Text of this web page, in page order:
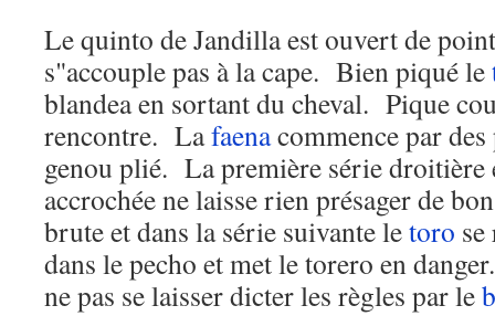
Le quinto de Jandilla est ouvert de
s"accouple pas à la cape. Bien piqué le
blandea en sortant du cheval. Pique
rencontre. Lafaenacommence par des
genou plié. La première série droitière
accrochée ne laisse rien présager de
brute et dans la série suivante letoro
dans le pecho et met le torero en
ne pas se laisser dicter les règles par le